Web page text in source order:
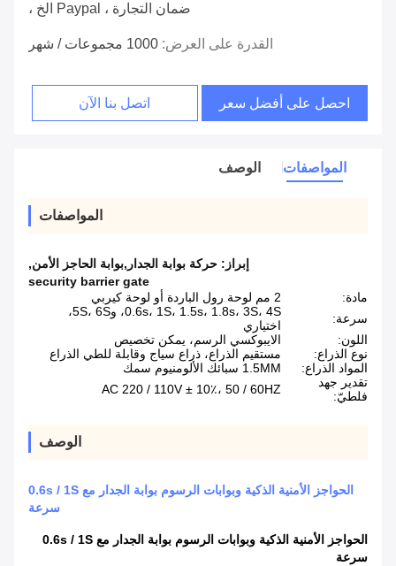
ضمان التجارة ، Paypal الخ ،
القدرة على العرض: 1000 مجموعات / شهر
احصل على أفضل سعر اتصل بنا الآن
المواصفات الوصف
المواصفات
إبراز: حركة بوابة الجدار,بوابة الحاجز الأمن,
security barrier gate
مادة:
2 مم لوحة رول الباردة أو لوحة كيربي
سرعة:
0.6s، 1S، 1.5s، 1.8s، 3S، 4S، و5S، 6S،
اختياري
اللون:
الايبوكسي الرسم، يمكن تخصيص
نوع الذراع:
مستقيم الذراع، ذراع سياج وقابلة للطي الذراع
المواد الذراع:
1.5MM سبائك الألومنيوم سمك
تقدير جهد
فلطيّ:
AC 220 / 110V ± 10٪، 50 / 60HZ
الوصف
الحواجز الأمنية الذكية وبوابات الرسوم بوابة الجدار مع 0.6s / 1S
سرعة
الحواجز الأمنية الذكية وبوابات الرسوم بوابة الجدار مع 0.6s / 1S
سرعة